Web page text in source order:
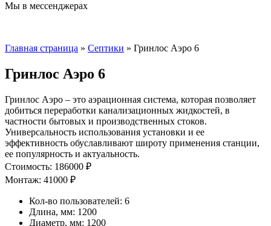
Мы в мессенджерах
Главная страница » Септики » Гринлос Аэро 6
Гринлос Аэро 6
Гринлос Аэро – это аэрационная система, которая позволяет
добиться переработки канализационных жидкостей, в
частности бытовых и производственных стоков.
Универсальность использования установки и ее
эффективность обуславливают широту применения станции,
ее популярность и актуальность.
Стоимость: 186000 ₽
Монтаж: 41000 ₽
Кол-во пользователей: 6
Длина, мм: 1200
Диаметр, мм: 1200